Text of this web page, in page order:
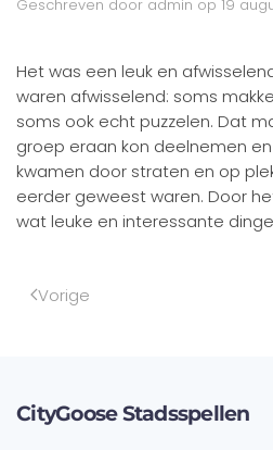
Geschreven door admin op 19
Het was een leuk en
waren afwisselend: soms
soms ook echt puzzelen. Dat
groep eraan kon deelnemen en
kwamen door straten en op
eerder geweest waren. Door
wat leuke en interessante
Vorige
CityGoose Stadsspellen